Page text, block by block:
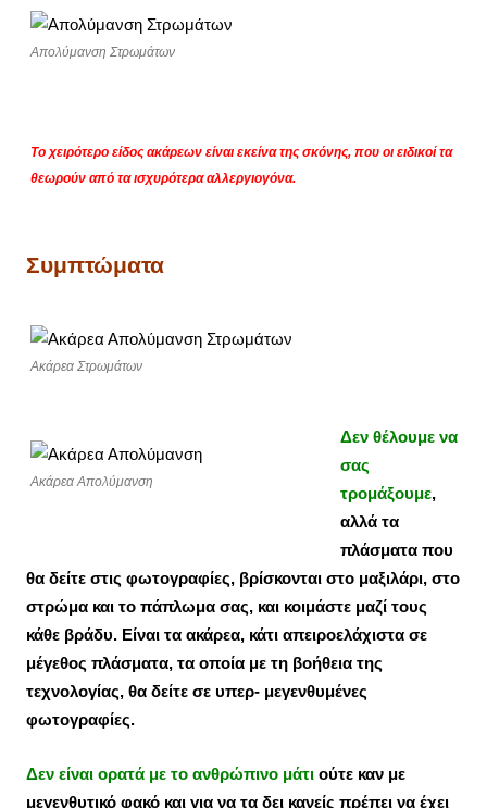
Απολύμανση Στρωμάτων
Το χειρότερο είδος ακάρεων είναι εκείνα της σκόνης, που οι ειδικοί τα
θεωρούν από τα ισχυρότερα αλλεργιογόνα.
Συμπτώματα
Ακάρεα Στρωμάτων
Ακάρεα Απολύμανση
Δεν θέλουμε να
σας
τρομάξουμε,
αλλά τα
πλάσματα που
θα δείτε στις φωτογραφίες, βρίσκονται στο μαξιλάρι, στο
στρώμα και το πάπλωμα σας, και κοιμάστε μαζί τους
κάθε βράδυ. Είναι τα ακάρεα, κάτι απειροελάχιστα σε
μέγεθος πλάσματα, τα οποία με τη βοήθεια της
τεχνολογίας, θα δείτε σε υπερ- μεγενθυμένες
φωτογραφίες.
Δεν είναι ορατά με το ανθρώπινο μάτι ούτε καν με
μεγενθυτικό φακό και για να τα δει κανείς πρέπει να έχει